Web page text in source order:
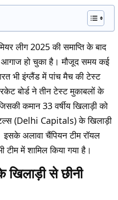
लीग 2025 की समाप्ति के बाद
आगाज हो चुका है। मौजूद समय कई
भी इंग्लैंड में पांच मैच की टेस्ट
बोर्ड ने तीन टेस्ट मुकाबलों के
कमान 33 वर्षीय खिलाड़ी को
(Delhi Capitals) के खिलाड़ी
इसके अलावा चैंपियन टीम रॉयल
में शामिल किया गया है।
से छीनी